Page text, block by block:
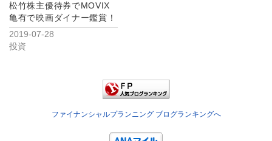
松竹株主優待券でMOVIX
亀有で映画ダイナー鑑賞！
2019-07-28
投資
ファイナンシャルプランニング ブログランキングへ